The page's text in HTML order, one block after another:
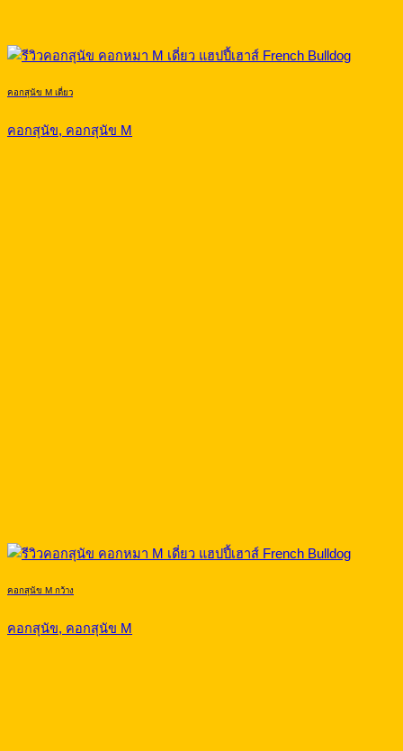
คอกสุนัข M เดี่ยว
คอกสุนัข, คอกสุนัข M
คอกสุนัข M กว้าง
คอกสุนัข, คอกสุนัข M